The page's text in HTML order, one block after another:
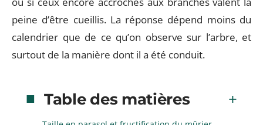
peine d’être cueillis. La réponse dépend moins du
calendrier que de ce qu’on observe sur l’arbre, et
surtout de la manière dont il a été conduit.
Table des matières